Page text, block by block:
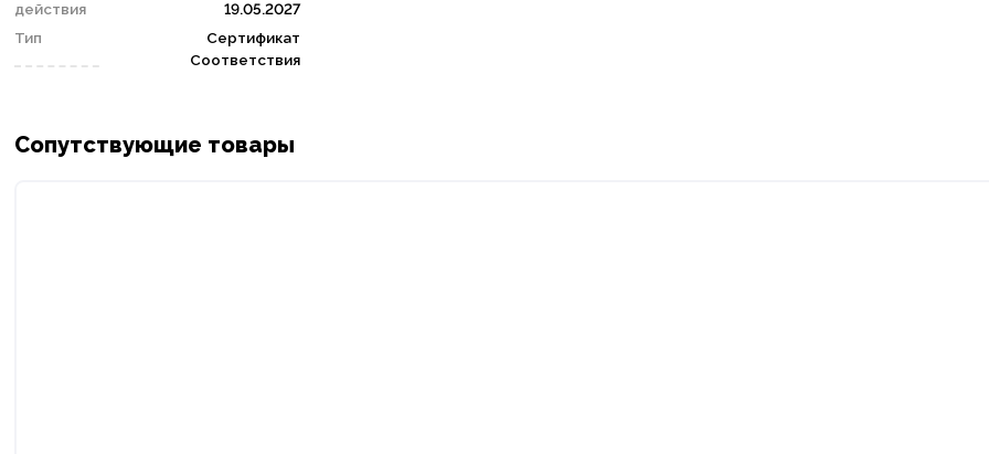
действия
19.05.2027
Тип
Сертификат
Соответствия
Сопутствующие товары